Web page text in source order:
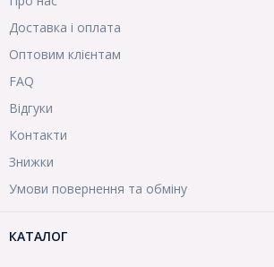
Доставка і оплата
Оптовим клієнтам
FAQ
Відгуки
Контакти
Знижки
Умови повернення та обміну
КАТАЛОГ